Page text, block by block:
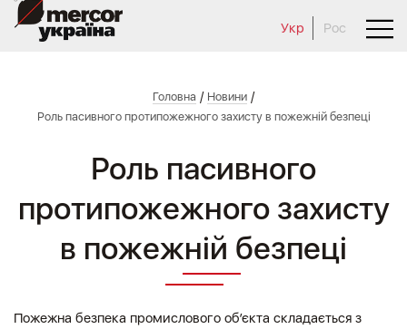
Укр Рос
Головна / Новини /
Роль пасивного протипожежного захисту в пожежній безпеці
Роль пасивного
протипожежного захисту
в пожежній безпеці
Пожежна безпека промислового об’єкта складається з